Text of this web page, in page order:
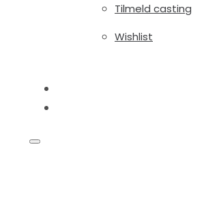
Tilmeld casting
Wishlist